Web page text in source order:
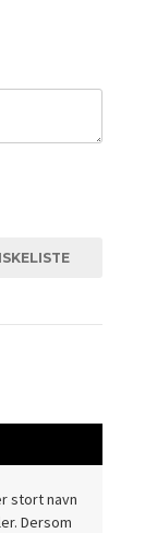
stort navn
Dersom